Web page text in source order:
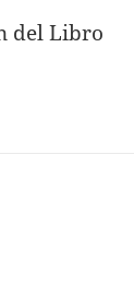
del Libro